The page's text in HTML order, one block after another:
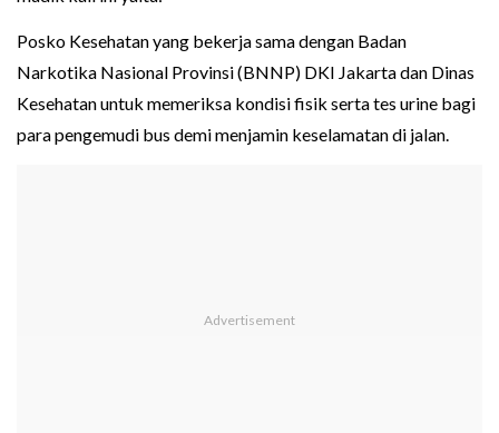
Posko Kesehatan yang bekerja sama dengan Badan
Narkotika Nasional Provinsi (BNNP) DKI Jakarta dan Dinas
Kesehatan untuk memeriksa kondisi fisik serta tes urine bagi
para pengemudi bus demi menjamin keselamatan di jalan.